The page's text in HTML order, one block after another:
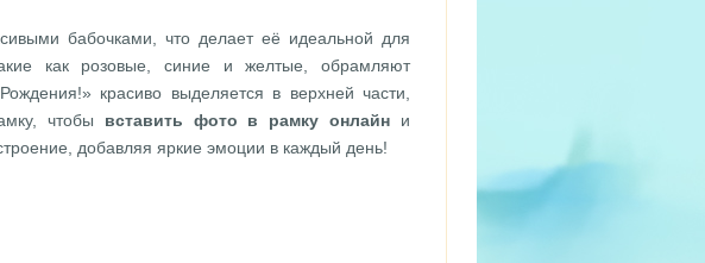
бабочками, что делает её идеальной для
как розовые, синие и желтые, обрамляют
красиво выделяется в верхней части,
чтобы вставить фото в рамку онлайн и
добавляя яркие эмоции в каждый день!